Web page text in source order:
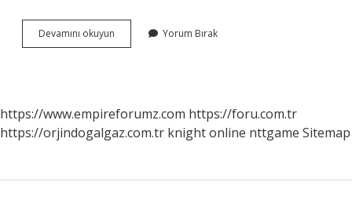
Devamını okuyun
Hastalığı
Yorum Bırak
https://www.empireforumz.com https://foru.com.tr
https://orjindogalgaz.com.tr knight online nttgame Sitemap